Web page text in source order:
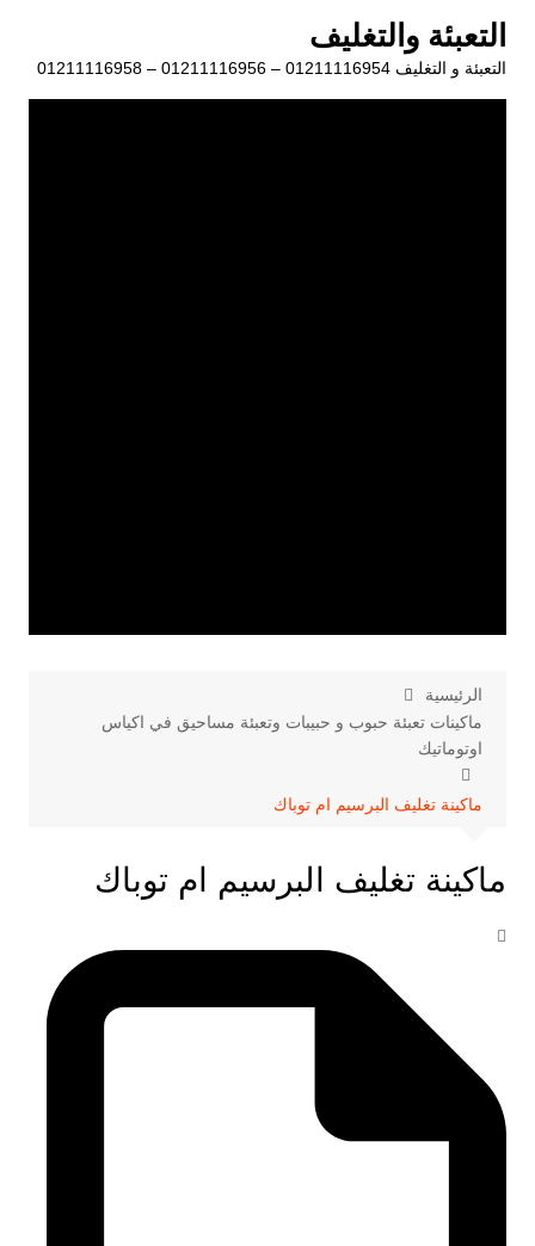
المحتوى
التعبئة والتغليف
التعبئة و التغليف 01211116954 – 01211116956 – 01211116958
الرئيسية
ماكينات تعبئة حبوب و حبيبات وتعبئة مساحيق في اكياس
اوتوماتيك
ماكينة تغليف البرسيم ام توباك
ماكينة تغليف البرسيم ام توباك